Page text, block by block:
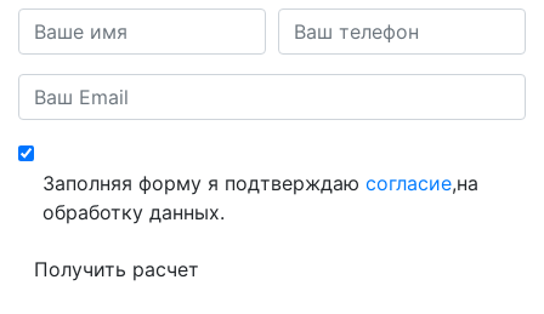
Заполняя форму я подтверждаю согласие,на
обработку данных.